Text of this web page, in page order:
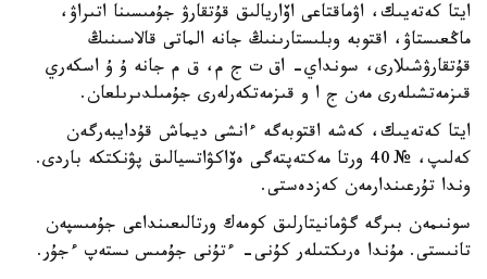
ايتا كەتەيىك، اۋماقتاعى اۆاريالىق قۇتقارۋ جۇمىسىنا اتىراۋ،
ماڭعىستاۋ، اقتوبە وبلىستارىنىڭ جانە الماتى قالاسىنىڭ
قۇتقارۋشىلارى، سونداي- اق ت ج م، ق م جانە ۇ ۇ اسكەري
قىزمەتشىلەرى مەن ج ا و قىزمەتكەرلەرى جۇمىلدىرىلعان.
ايتا كەتەيىك، كەشە اقتوبەگە ءانشى ديماش قۇدايبەرگەن
كەلىپ، № 40 ورتا مەكتەپتەگى ەۆاكۋاتسيالىق پۋنكتكە باردى.
وندا تۇرعىندارمەن كەزدەستى.
سونىمەن بىرگە گۋمانيتارلىق كومەك ورتالىعىنداعى جۇمىسپەن
تانىستى. مۇندا ەرىكتىلەر كۇنى- ءتۇنى جۇمىس ىستەپ ءجۇر.